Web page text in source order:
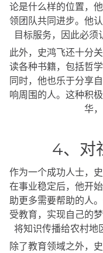
论是什么样的位置，
领团队共同进步。他
目标服务，因此必须
此外，史鸿飞还十分
读各种书籍，包括哲
同时，他也乐于分享
响周围的人。这种积
华
4、对
作为一个成功人士，
在事业稳定后，他开
助更多需要帮助的人
受教育，实现自己的
将知识传播给农村地
除了教育领域之外，